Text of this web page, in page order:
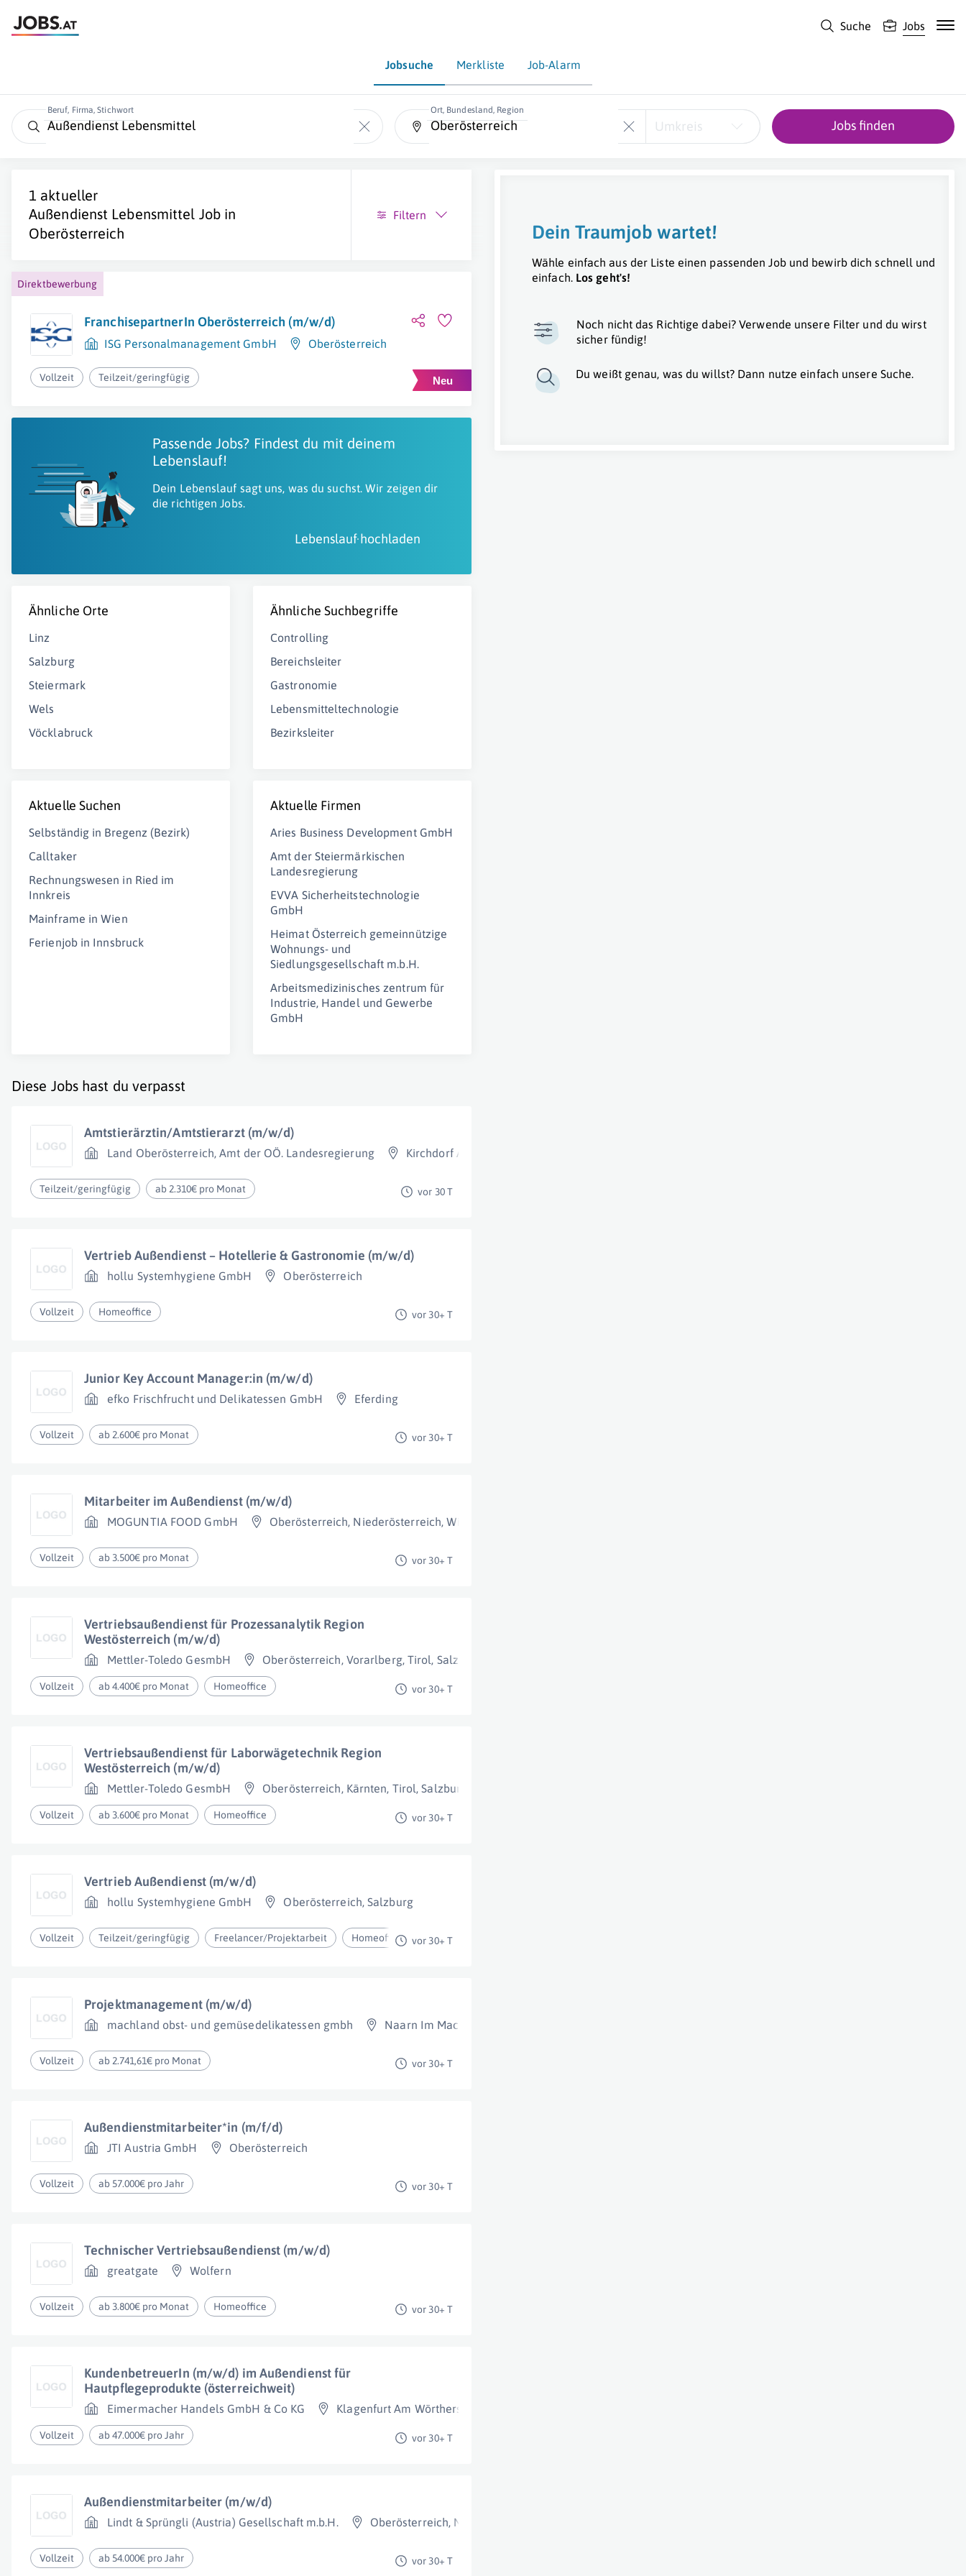
Suche Jobs
Jobsuche Merkliste Job-Alarm
Beruf, Firma, Stichwort Ort, Bundesland, Region
Umkreis Jobs finden
1 aktueller
Außendienst Lebensmittel Job in
Oberösterreich
Filtern
Direktbewerbung
FranchisepartnerIn Oberösterreich (m/w/d)
ISG Personalmanagement GmbH Oberösterreich
Vollzeit Teilzeit/geringfügig
Passende Jobs? Findest du mit deinem
Lebenslauf!
Dein Lebenslauf sagt uns, was du suchst. Wir zeigen dir
die richtigen Jobs.
Lebenslauf hochladen
Ähnliche Orte
Linz
Salzburg
Steiermark
Wels
Vöcklabruck
Ähnliche Suchbegriffe
Controlling
Bereichsleiter
Gastronomie
Lebensmitteltechnologie
Bezirksleiter
Aktuelle Suchen
Selbständig in Bregenz (Bezirk)
Calltaker
Rechnungswesen in Ried im
Innkreis
Mainframe in Wien
Ferienjob in Innsbruck
Aktuelle Firmen
Aries Business Development GmbH
Amt der Steiermärkischen
Landesregierung
EVVA Sicherheitstechnologie
GmbH
Heimat Österreich gemeinnützige
Wohnungs- und
Siedlungsgesellschaft m.b.H.
Arbeitsmedizinisches zentrum für
Industrie, Handel und Gewerbe
GmbH
Diese Jobs hast du verpasst
Amtstierärztin/Amtstierarzt (m/w/d)
Land Oberösterreich, Amt der OÖ. Landesregierung Kirchdorf An Der Krems
Teilzeit/geringfügig ab 2.310€ pro Monat vor 30 T
Vertrieb Außendienst – Hotellerie & Gastronomie (m/w/d)
hollu Systemhygiene GmbH Oberösterreich
Vollzeit Homeoffice vor 30+ T
Junior Key Account Manager:in (m/w/d)
efko Frischfrucht und Delikatessen GmbH Eferding
Vollzeit ab 2.600€ pro Monat vor 30+ T
Mitarbeiter im Außendienst (m/w/d)
MOGUNTIA FOOD GmbH Oberösterreich, Niederösterreich,Wien Und Umgebung
Vollzeit ab 3.500€ pro Monat vor 30+ T
Vertriebsaußendienst für Prozessanalytik Region
Westösterreich (m/w/d)
Mettler-Toledo GesmbH Oberösterreich, Vorarlberg, Tirol, Salzburg
Vollzeit ab 4.400€ pro Monat Homeoffice vor 30+ T
Vertriebsaußendienst für Laborwägetechnik Region
Westösterreich (m/w/d)
Mettler-Toledo GesmbH Oberösterreich, Kärnten, Tirol,Salzburg
Vollzeit ab 3.600€ pro Monat Homeoffice vor 30+ T
Vertrieb Außendienst (m/w/d)
hollu Systemhygiene GmbH Oberösterreich,Salzburg
Vollzeit Teilzeit/geringfügig Freelancer/Projektarbeit Homeoffice vor 30+ T
Projektmanagement (m/w/d)
machland obst- und gemüsedelikatessen gmbh Naarn Im Machlande
Vollzeit ab 2.741,61€ pro Monat vor 30+ T
Außendienstmitarbeiter*in (m/f/d)
JTI Austria GmbH Oberösterreich
Vollzeit ab 57.000€ pro Jahr vor 30+ T
Technischer Vertriebsaußendienst (m/w/d)
greatgate Wolfern
Vollzeit ab 3.800€ pro Monat Homeoffice vor 30+ T
KundenbetreuerIn (m/w/d) im Außendienst für
Hautpflegeprodukte (österreichweit)
Eimermacher Handels GmbH & Co KG Klagenfurt Am Wörthersee
Vollzeit ab 47.000€ pro Jahr vor 30+ T
Außendienstmitarbeiter (m/w/d)
Lindt & Sprüngli (Austria) Gesellschaft m.b.H. Oberösterreich, Niederösterreich
Vollzeit ab 54.000€ pro Jahr vor 30+ T
Dein Traumjob wartet!
Wähle einfach aus der Liste einen passenden Job und bewirb dich schnell und
einfach. Los geht's!
Noch nicht das Richtige dabei? Verwende unsere Filter und du wirst
sicher fündig!
Du weißt genau, was du willst? Dann nutze einfach unsere Suche.